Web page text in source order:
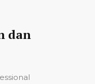
dan